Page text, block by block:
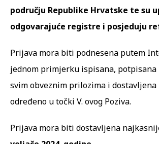
području Republike Hrvatske te su
odgovarajuće registre i posjeduju
Prijava mora biti podnesena putem
jednom primjerku ispisana, potpisana
svim obveznim prilozima i dostavljena
određeno u točki V. ovog Poziva.
Prijava mora biti dostavljena